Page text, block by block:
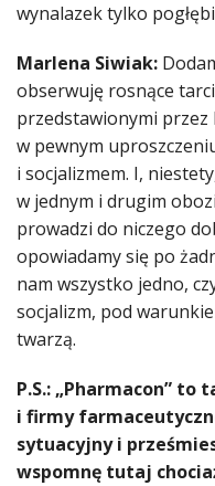
wynalazek tylko
Marlena Siwiak:
obserwuję rosnące
przedstawionymi przez
w pewnym
i socjalizmem. I,
w jednym i drugim
prowadzi do niczego
opowiadamy się po
nam wszystko jedno,
socjalizm, pod
twarzą.
P.S.: „Pharmacon”
i firmy
sytuacyjny i
wspomnę tutaj